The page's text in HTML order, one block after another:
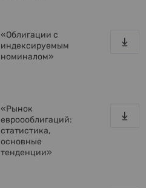
«Облигации с
индексируемым
номиналом»
«Рынок
евроооблигаций:
статистика,
основные
тенденции»